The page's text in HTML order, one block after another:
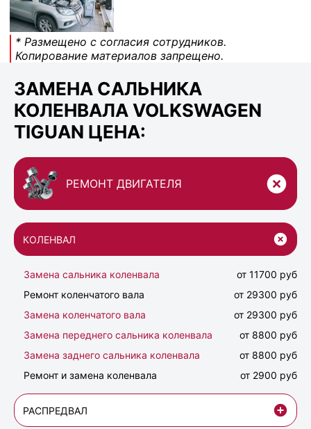
* Размещено с согласия сотрудников.
Копирование материалов запрещено.
ЗАМЕНА САЛЬНИКА
КОЛЕНВАЛА VOLKSWAGEN
TIGUAN ЦЕНА:
РЕМОНТ ДВИГАТЕЛЯ
КОЛЕНВАЛ
Замена сальника коленвала
от 11700 руб
Ремонт коленчатого вала
от 29300 руб
Замена коленчатого вала
от 29300 руб
Замена переднего сальника коленвала
от 8800 руб
Замена заднего сальника коленвала
от 8800 руб
Ремонт и замена коленвала
от 2900 руб
РАСПРЕДВАЛ